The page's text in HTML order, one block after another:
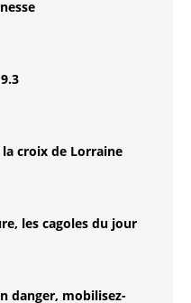
croix de Lorraine
les cagoles du jour
danger, mobilisez-